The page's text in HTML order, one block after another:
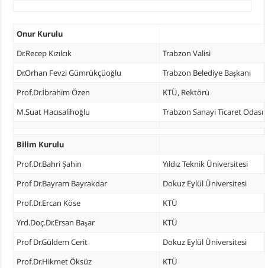
Onur Kurulu
Dr.Recep Kızılcık
Trabzon Valisi
Dr.Orhan Fevzi Gümrükçüoğlu
Trabzon Belediye Başkanı
Prof.Dr.İbrahim Özen
KTÜ, Rektörü
M.Suat Hacısalihoğlu
Trabzon Sanayi Ticaret Odası
Bilim Kurulu
Prof.Dr.Bahri Şahin
Yıldız Teknik Üniversitesi
Prof Dr.Bayram Bayrakdar
Dokuz Eylül Üniversitesi
Prof.Dr.Ercan Köse
KTÜ
Yrd.Doç.Dr.Ersan Başar
KTÜ
Prof Dr.Güldem Cerit
Dokuz Eylül Üniversitesi
Prof.Dr.Hikmet Öksüz
KTÜ